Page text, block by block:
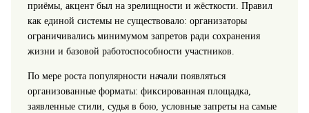
приёмы, акцент был на зрелищности и жёсткости. Правил
как единой системы не существовало: организаторы
ограничивались минимумом запретов ради сохранения
жизни и базовой работоспособности участников.
По мере роста популярности начали появляться
организованные форматы: фиксированная площадка,
заявленные стили, судья в бою, условные запреты на самые